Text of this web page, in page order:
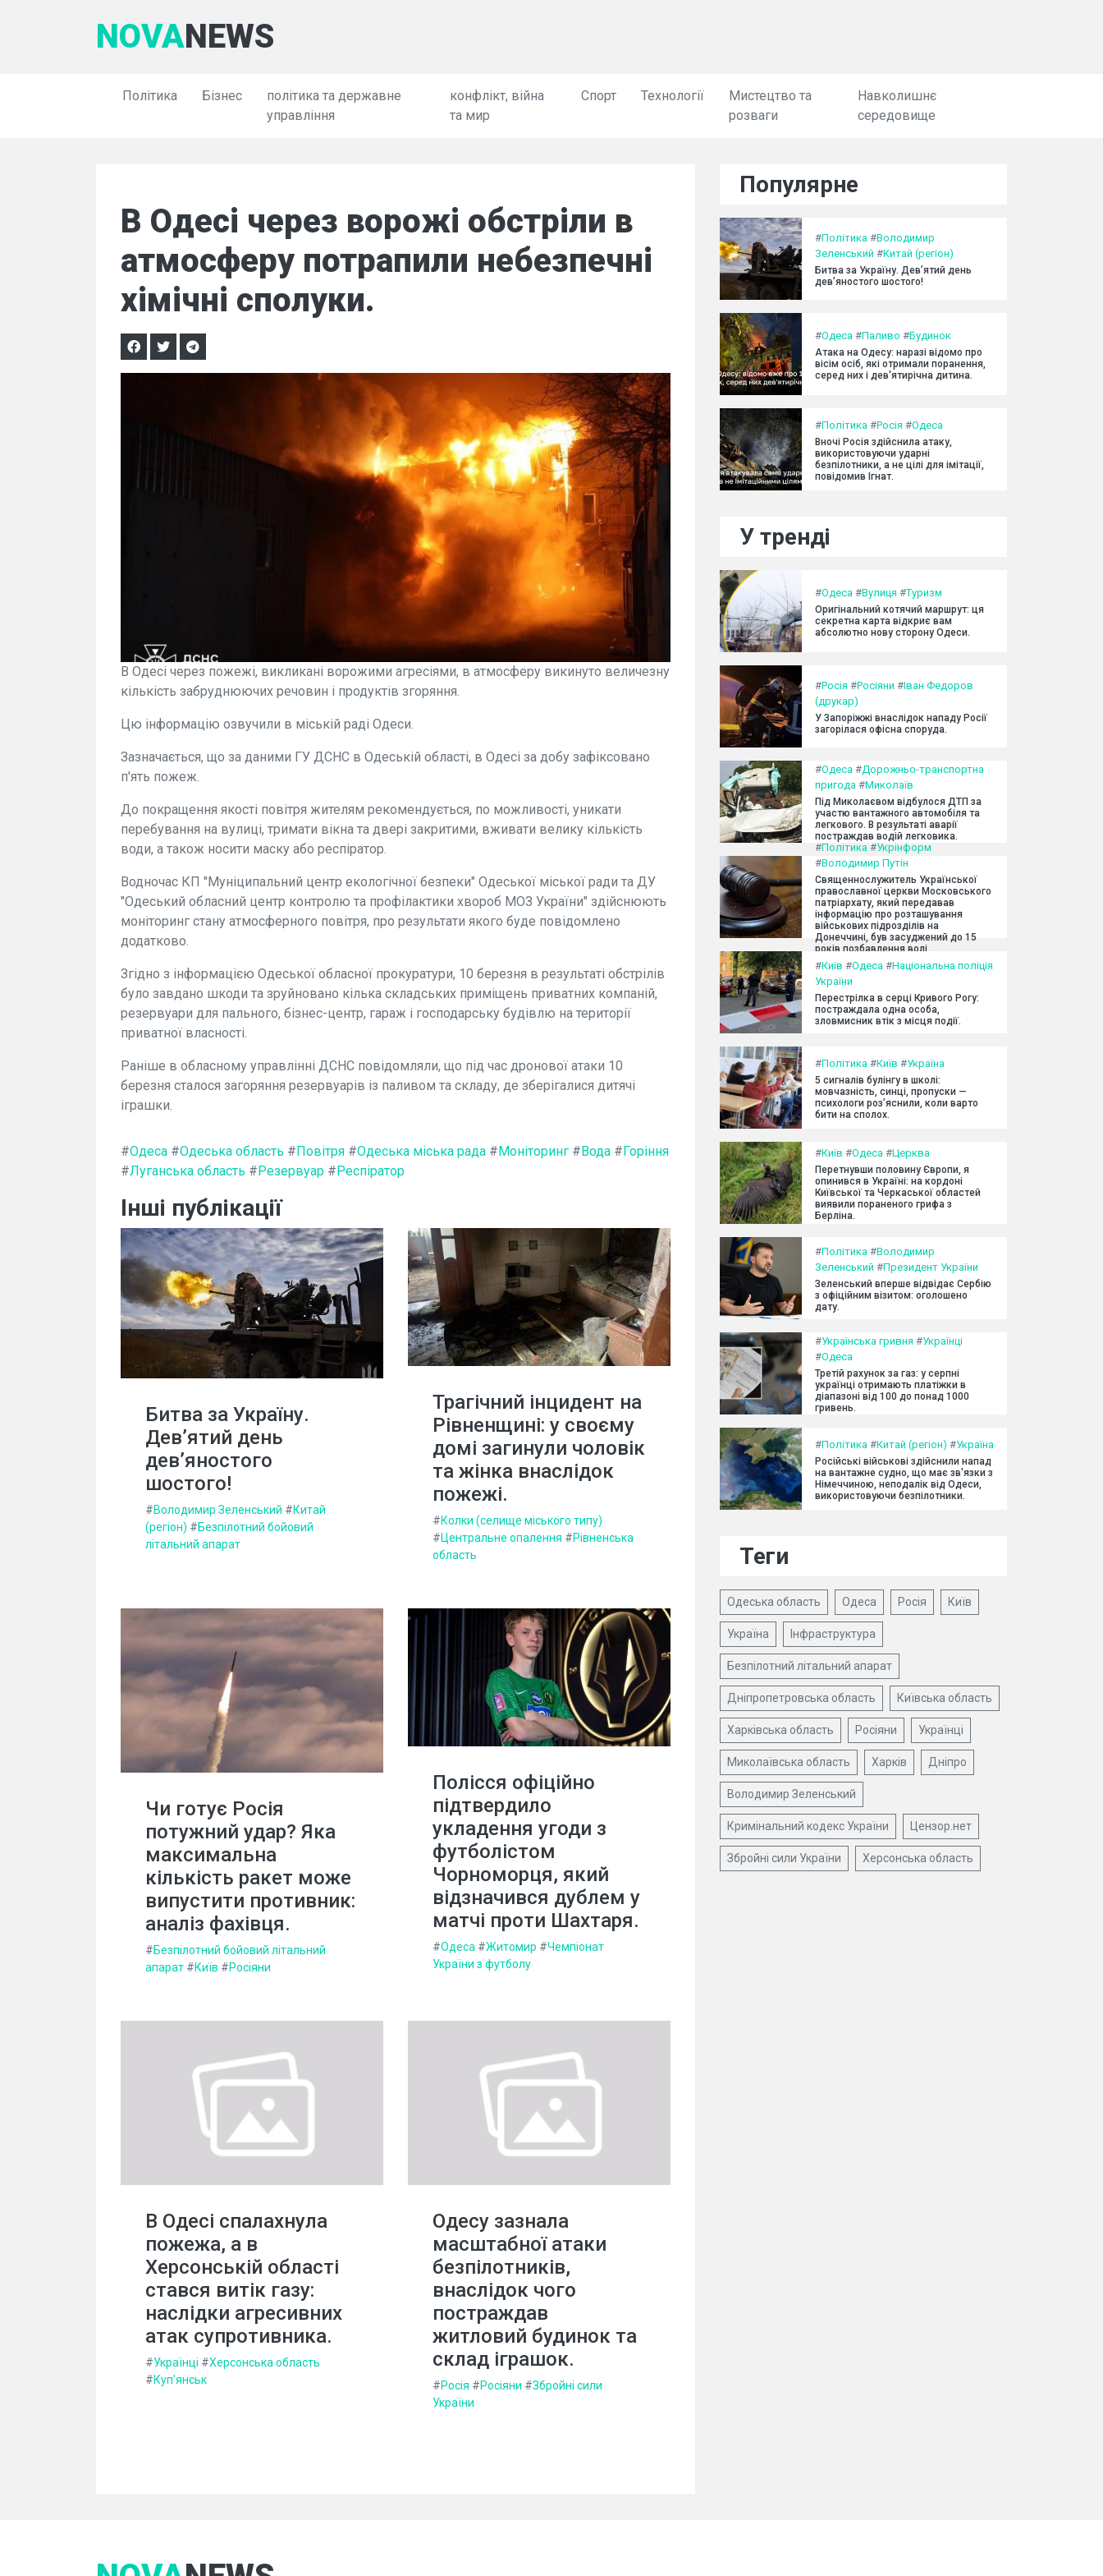
NOVANEWS
Політика Бізнес
політика та державне
управління
конфлікт, війна
та мир
Спорт Технології
Мистецтво та
розваги
Навколишнє
середовище
В Одесі через ворожі обстріли в
атмосферу потрапили небезпечні
хімічні сполуки.
В Одесі через пожежі, викликані ворожими агресіями, в атмосферу викинуто величезну
кількість забруднюючих речовин і продуктів згоряння.
Цю інформацію озвучили в міській раді Одеси.
Зазначається, що за даними ГУ ДСНС в Одеській області, в Одесі за добу зафіксовано
п'ять пожеж.
До покращення якості повітря жителям рекомендується, по можливості, уникати
перебування на вулиці, тримати вікна та двері закритими, вживати велику кількість
води, а також носити маску або респіратор.
Водночас КП "Муніципальний центр екологічної безпеки" Одеської міської ради та ДУ
"Одеський обласний центр контролю та профілактики хвороб МОЗ України" здійснюють
моніторинг стану атмосферного повітря, про результати якого буде повідомлено
додатково.
Згідно з інформацією Одеської обласної прокуратури, 10 березня в результаті обстрілів
було завдано шкоди та зруйновано кілька складських приміщень приватних компаній,
резервуари для пального, бізнес-центр, гараж і господарську будівлю на території
приватної власності.
Раніше в обласному управлінні ДСНС повідомляли, що під час дронової атаки 10
березня сталося загоряння резервуарів із паливом та складу, де зберігалися дитячі
іграшки.
#Одеса #Одеська область #Повітря #Одеська міська рада #Моніторинг #Вода #Горіння
#Луганська область #Резервуар #Респіратор
Інші публікації
Битва за Україну.
Дев’ятий день
дев’яностого
шостого!
#Володимир Зеленський #Китай
(регіон) #Безпілотний бойовий
літальний апарат
Трагічний інцидент на
Рівненщині: у своєму
домі загинули чоловік
та жінка внаслідок
пожежі.
#Колки (селище міського типу)
#Центральне опалення #Рівненська
область
Чи готує Росія
потужний удар? Яка
максимальна
кількість ракет може
випустити противник:
аналіз фахівця.
#Безпілотний бойовий літальний
апарат #Київ #Росіяни
Полісся офіційно
підтвердило
укладення угоди з
футболістом
Чорноморця, який
відзначився дублем у
матчі проти Шахтаря.
#Одеса #Житомир #Чемпіонат
України з футболу
В Одесі спалахнула
пожежа, а в
Херсонській області
стався витік газу:
наслідки агресивних
атак супротивника.
#Українці #Херсонська область
#Куп'янськ
Одесу зазнала
масштабної атаки
безпілотників,
внаслідок чого
постраждав
житловий будинок та
склад іграшок.
#Росія #Росіяни #Збройні сили
України
Популярне
#Політика #Володимир
Зеленський #Китай (регіон)
Битва за Україну. Дев’ятий день
дев’яностого шостого!
#Одеса #Паливо #Будинок
Атака на Одесу: наразі відомо про
вісім осіб, які отримали поранення,
серед них і дев'ятирічна дитина.
#Політика #Росія #Одеса
Вночі Росія здійснила атаку,
використовуючи ударні
безпілотники, а не цілі для імітації,
повідомив Ігнат.
У тренді
#Одеса #Вулиця #Туризм
Оригінальний котячий маршрут: ця
секретна карта відкриє вам
абсолютно нову сторону Одеси.
#Росія #Росіяни #Іван Федоров
(друкар)
У Запоріжжі внаслідок нападу Росії
загорілася офісна споруда.
#Одеса #Дорожньо-транспортна
пригода #Миколаїв
Під Миколаєвом відбулося ДТП за
участю вантажного автомобіля та
легкового. В результаті аварії
постраждав водій легковика.
#Політика #Укрінформ
#Володимир Путін
Священнослужитель Української
православної церкви Московського
патріархату, який передавав
інформацію про розташування
військових підрозділів на
Донеччині, був засуджений до 15
років позбавлення волі.
#Київ #Одеса #Національна поліція
України
Перестрілка в серці Кривого Рогу:
постраждала одна особа,
зловмисник втік з місця події.
#Політика #Київ #Україна
5 сигналів булінгу в школі:
мовчазність, синці, пропуски —
психологи роз’яснили, коли варто
бити на сполох.
#Київ #Одеса #Церква
Перетнувши половину Європи, я
опинився в Україні: на кордоні
Київської та Черкаської областей
виявили пораненого грифа з
Берліна.
#Політика #Володимир
Зеленський #Президент України
Зеленський вперше відвідає Сербію
з офіційним візитом: оголошено
дату.
#Українська гривня #Українці
#Одеса
Третій рахунок за газ: у серпні
українці отримають платіжки в
діапазоні від 100 до понад 1000
гривень.
#Політика #Китай (регіон) #Україна
Російські військові здійснили напад
на вантажне судно, що має зв'язки з
Німеччиною, неподалік від Одеси,
використовуючи безпілотники.
Теги
Одеська область Одеса Росія Київ
Україна Інфраструктура
Безпілотний літальний апарат
Дніпропетровська область Київська область
Харківська область Росіяни Українці
Миколаївська область Харків Дніпро
Володимир Зеленський
Кримінальний кодекс України Цензор.нет
Збройні сили України Херсонська область